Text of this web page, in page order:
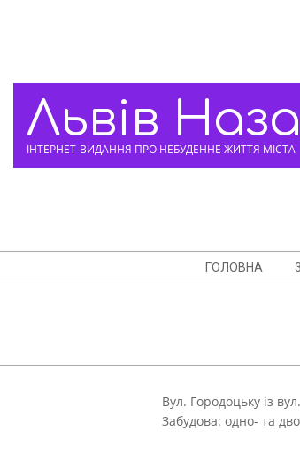
Львів
ІНТЕРНЕТ-ВИДАННЯ ПРО НЕБУДЕННЕ ЖИТТЯ МІСТА
Menu
ГОЛОВНА
Вул. Городоцьку із
Забудова: одно- та